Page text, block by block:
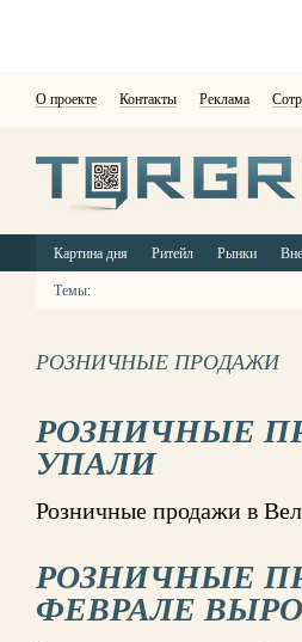
О проекте Контакты Реклама
Картина дня Ритейл Рынки
Темы:
РОЗНИЧНЫЕ ПРОДАЖИ
РОЗНИЧНЫЕ
УПАЛИ
Розничные продажи в
РОЗНИЧНЫЕ
ФЕВРАЛЕ